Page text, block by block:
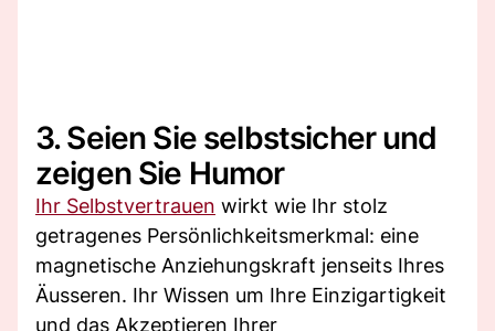
3. Seien Sie selbstsicher und
zeigen Sie Humor
Ihr Selbstvertrauen wirkt wie Ihr stolz
getragenes Persönlichkeitsmerkmal: eine
magnetische Anziehungskraft jenseits Ihres
Äusseren. Ihr Wissen um Ihre Einzigartigkeit
und das Akzeptieren Ihrer